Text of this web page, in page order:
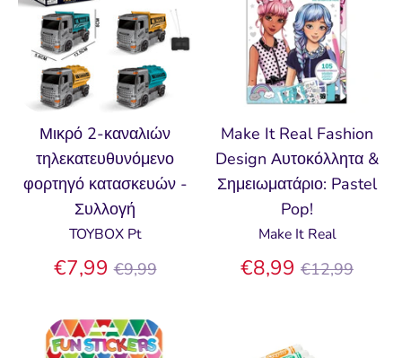
Μικρό 2-καναλιών
τηλεκατευθυνόμενο
φορτηγό κατασκευών -
Συλλογή
TOYBOX Pt
€7,99 Κανονική
€9,99
Make It Real Fashion
Design Αυτοκόλλητα &
Σημειωματάριο: Pastel
Pop!
Make It Real
€8,99 Κανονική
€12,99